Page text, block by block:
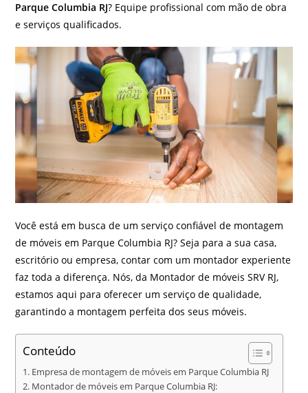
Parque Columbia RJ? Equipe profissional com mão de obra
e serviços qualificados.
Você está em busca de um serviço confiável de montagem
de móveis em Parque Columbia RJ? Seja para a sua casa,
escritório ou empresa, contar com um montador experiente
faz toda a diferença. Nós, da Montador de móveis SRV RJ,
estamos aqui para oferecer um serviço de qualidade,
garantindo a montagem perfeita dos seus móveis.
Conteúdo
Empresa de montagem de móveis em Parque Columbia RJ
Montador de móveis em Parque Columbia RJ: